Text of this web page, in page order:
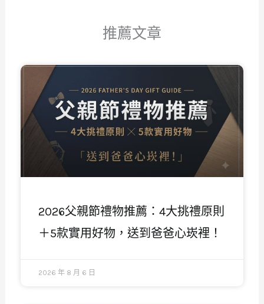
推薦文章
2026父親節禮物推薦：4大挑禮原則
＋5款實用好物，送到爸爸心崁裡！
2026 年 8 月 6 日
面 面 面 面 面